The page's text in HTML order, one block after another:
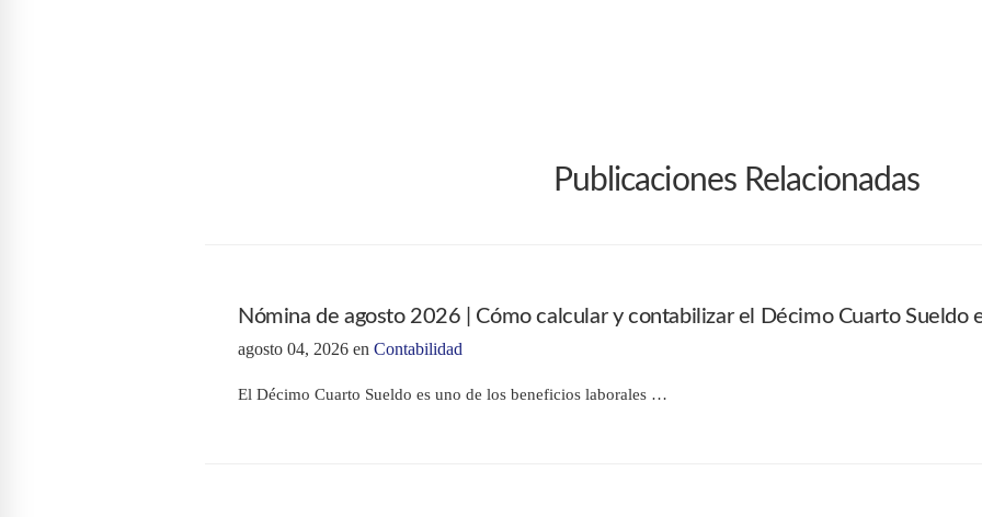
Publicaciones Relacionadas
Nómina de agosto 2026 | Cómo calcular y contabilizar el Décimo Cuarto Sueldo
agosto 04, 2026 en Contabilidad
El Décimo Cuarto Sueldo es uno de los beneficios laborales …